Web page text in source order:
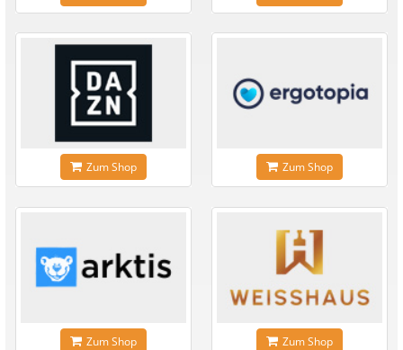
Zum Shop Zum Shop
Zum Shop Zum Shop